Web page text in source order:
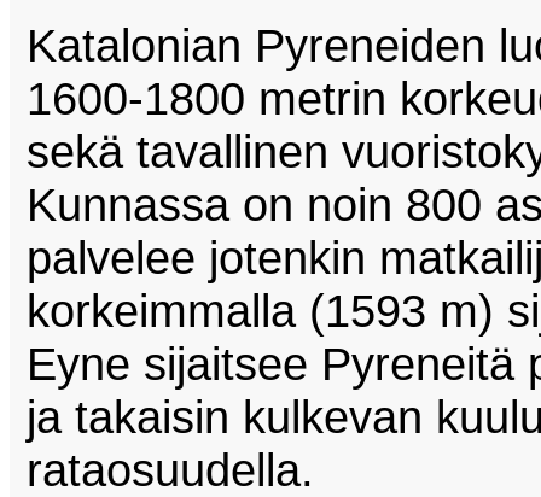
Katalonian Pyreneiden
1600-1800 metrin
sekä tavallinen
Kunnassa on noin 800
palvelee jotenkin
korkeimmalla (1593 m)
Eyne sijaitsee Pyreneitä
ja takaisin kulkevan
rataosuudella.